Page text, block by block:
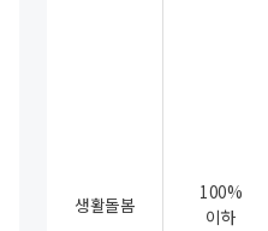
단가,생활돌봄
100%
이하